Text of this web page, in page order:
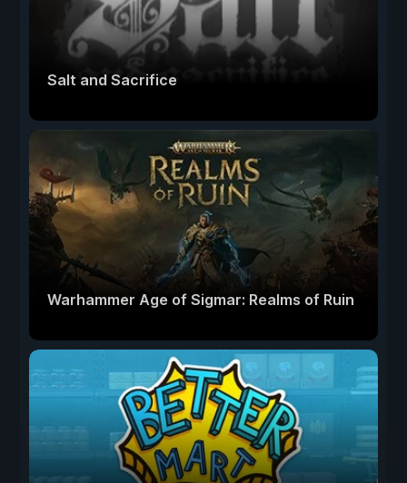
Salt and Sacrifice
Warhammer Age of Sigmar: Realms of Ruin